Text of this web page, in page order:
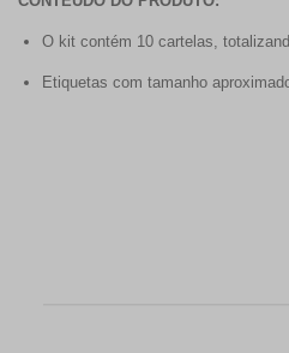
O kit contém 10 cartelas,
Etiquetas com tamanho